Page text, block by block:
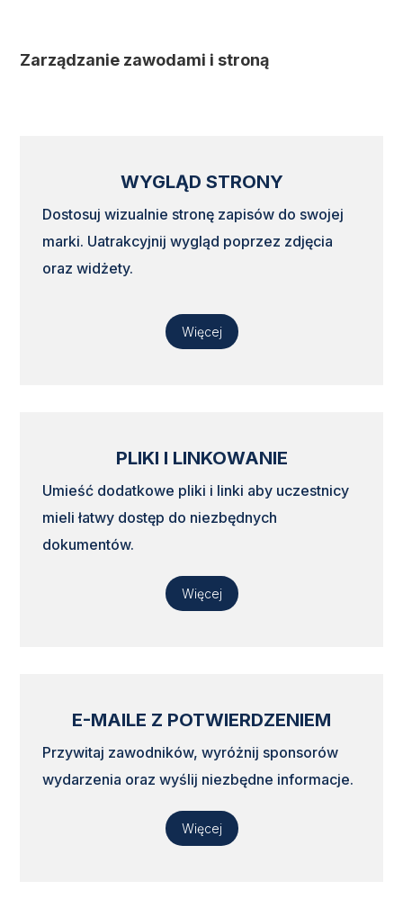
Zarządzanie zawodami i stroną
WYGLĄD STRONY
Dostosuj wizualnie stronę zapisów do swojej
marki. Uatrakcyjnij wygląd poprzez zdjęcia
oraz widżety.
Więcej
PLIKI I LINKOWANIE
Umieść dodatkowe pliki i linki aby uczestnicy
mieli łatwy dostęp do niezbędnych
dokumentów.
Więcej
E-MAILE Z POTWIERDZENIEM
Przywitaj zawodników, wyróżnij sponsorów
wydarzenia oraz wyślij niezbędne informacje.
Więcej